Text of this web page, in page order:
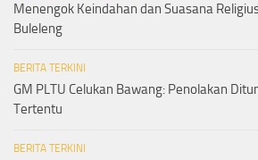
Menengok Keindahan dan Suasana
Buleleng
BERITA TERKINI
GM PLTU Celukan Bawang: Penolakan
Tertentu
BERITA TERKINI